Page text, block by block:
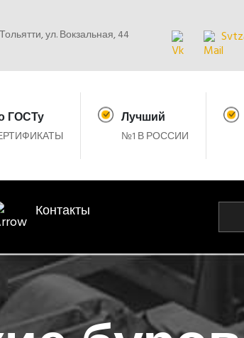
ул. Вокзальная, 44
ГОСТу Лучший
№1 В РОССИИ
Контакты